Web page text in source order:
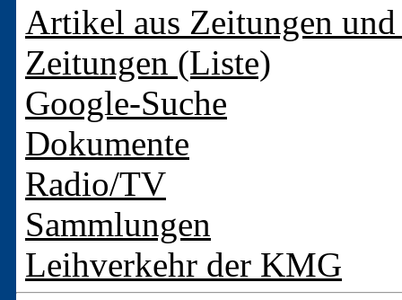
Artikel aus Zeitungen
Zeitungen (Liste)
Google-Suche
Dokumente
Radio/TV
Sammlungen
Leihverkehr der KMG